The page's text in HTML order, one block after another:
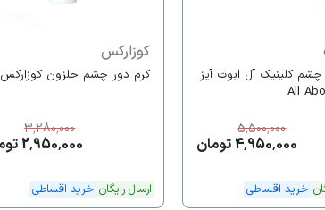
كلينيک آل ابوت آیز
All
5,500,000
4,950,000 تومان
خرید اقساطی
کوزارکس
کرم دور چشم حلزون کوزارکس
3,280,000
2,950,000 تومان
ارسال رایگان خرید اقساطی